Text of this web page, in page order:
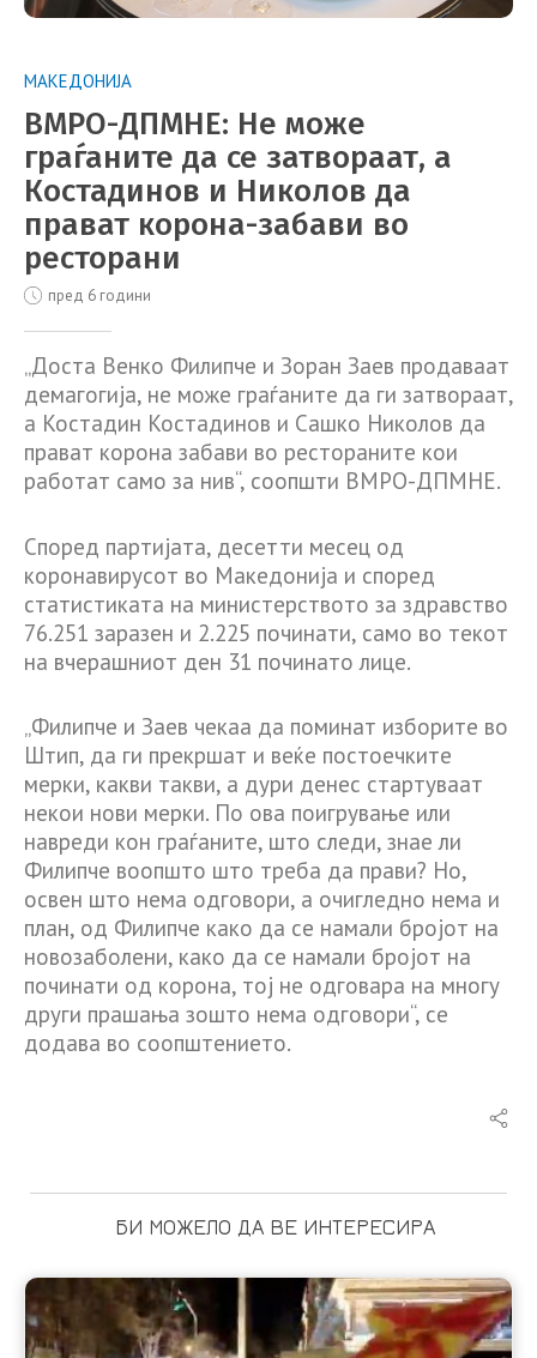
МАКЕДОНИЈА
ВМРО-ДПМНЕ: Не може
граѓаните да се затвораат, а
Костадинов и Николов да
прават корона-забави во
ресторани
пред 6 години
„Доста Венко Филипче и Зоран Заев продаваат
демагогија, не може граѓаните да ги затвораат,
а Костадин Костадинов и Сашко Николов да
прават корона забави во рестораните кои
работат само за нив“, соопшти ВМРО-ДПМНЕ.
Според партијата, десетти месец од
коронавирусот во Македонија и според
статистиката на министерството за здравство
76.251 заразен и 2.225 починати, само во текот
на вчерашниот ден 31 починато лице.
„Филипче и Заев чекаа да поминат изборите во
Штип, да ги прекршат и веќе постоечките
мерки, какви такви, а дури денес стартуваат
некои нови мерки. По ова поигрување или
навреди кон граѓаните, што следи, знае ли
Филипче воопшто што треба да прави? Но,
освен што нема одговори, а очигледно нема и
план, од Филипче како да се намали бројот на
новозаболени, како да се намали бројот на
починати од корона, тој не одговара на многу
други прашања зошто нема одговори“, се
додава во соопштението.
БИ МОЖЕЛО ДА ВЕ ИНТЕРЕСИРА